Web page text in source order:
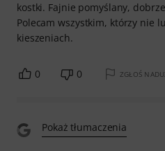
kostki. Fajnie pomyślany,
Polecam wszystkim, którzy nie
kieszeniach.
0 0 ZGŁOŚ
Pokaż tłumaczenia